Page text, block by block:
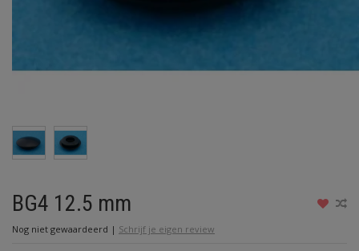
BG4 12.5 mm
Nog niet gewaardeerd | Schrijf je eigen review